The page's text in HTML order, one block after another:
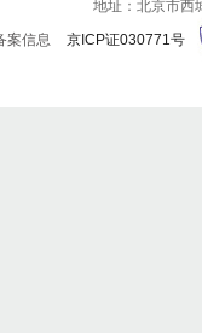
地址：北京市西
案信息
京ICP证030771号